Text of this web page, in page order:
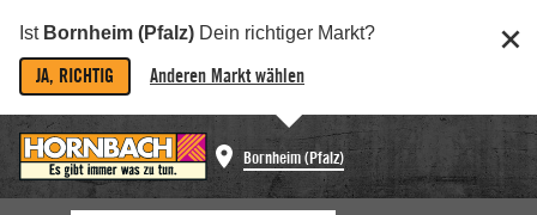
Ist Bornheim (Pfalz) Dein richtiger Markt?
JA, RICHTIG Anderen Markt wählen
Bornheim (Pfalz)